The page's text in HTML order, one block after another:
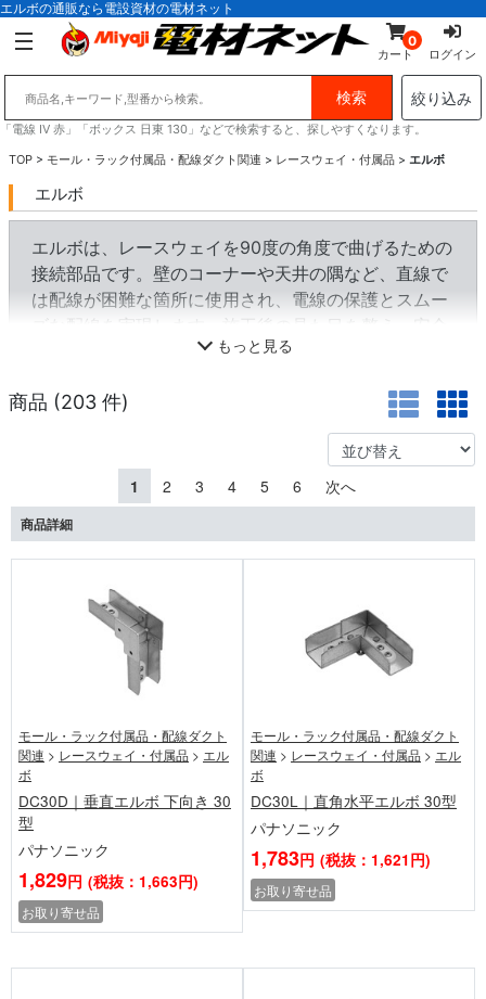
エルボの通販なら電設資材の電材ネット
0
カート ログイン
絞り込み
「電線 IV 赤」「ボックス 日東 130」などで検索すると、探しやすくなります。
TOP > モール・ラック付属品・配線ダクト関連 > レースウェイ・付属品 > エルボ
エルボ
エルボは、レースウェイを90度の角度で曲げるための
接続部品です。壁のコーナーや天井の隅など、直線で
は配線が困難な箇所に使用され、電線の保護とスムー
ズな配線を実現します。施工後の見た目を整え、安全
もっと見る
商品 (203 件)
1 2 3 4 5 6 次へ
商品詳細
モール・ラック付属品・配線ダクト
関連 > レースウェイ・付属品 > エル
ボ
DC30D｜垂直エルボ 下向き 30
型
パナソニック
1,829円 (税抜：1,663円)
お取り寄せ品
モール・ラック付属品・配線ダクト
関連 > レースウェイ・付属品 > エル
ボ
DC30L｜直角水平エルボ 30型
パナソニック
1,783円 (税抜：1,621円)
お取り寄せ品